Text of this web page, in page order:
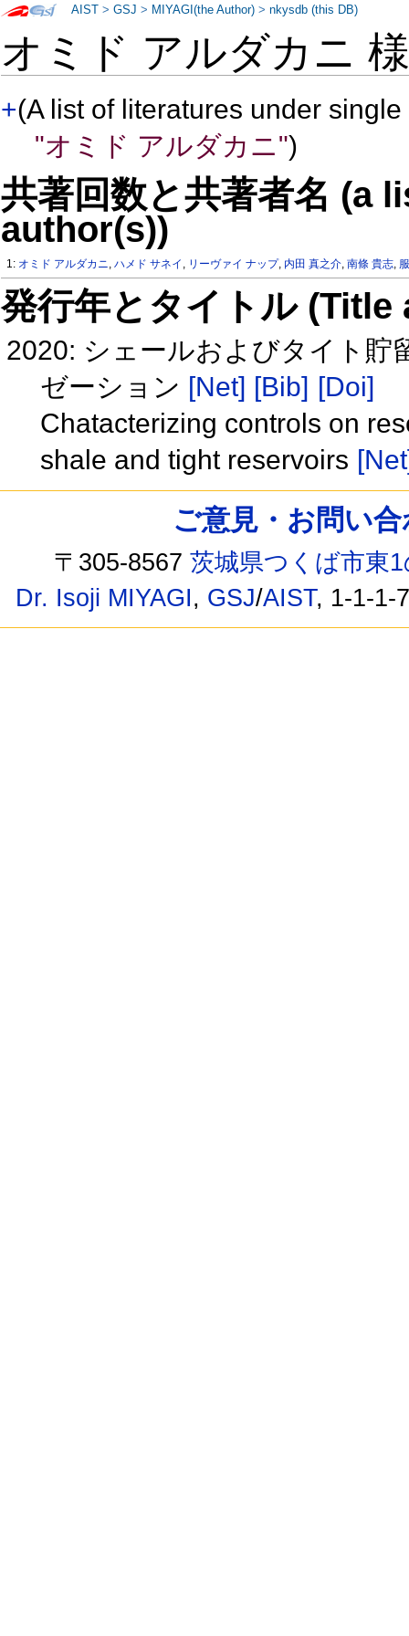
オミド アルダカニ
+(A list of literatures under
"オミド アルダカニ")
共著回数と共著者名 (a
author(s))
1: オミド アルダカニ,ハメド サネイ , リーヴァイ ナップ, 内田 真之介,南條 貴志,
発行年とタイトル
2020: シェールおよびタイト貯
ゼーション [Net] [Bib] [Doi]
Chatacterizing controls on
shale and tight reservoirs
AIST >GSJ > MIYAGI(the Author) >nkysdb (this DB)
ご意見・お問い
〒305-8567茨城県つくば市東
Dr. Isoji MIYAGI, GSJ/AIST, 1-1-1-